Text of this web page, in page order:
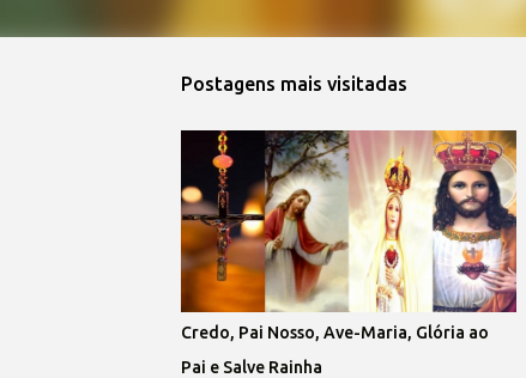
Postagens mais visitadas
Credo, Pai Nosso, Ave-Maria, Glória ao
Pai e Salve Rainha